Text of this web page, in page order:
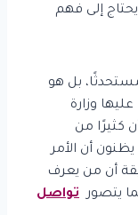
إلى فهم
بل هو
وزارة
كثيرًا من
أن الأمر
أن من يعرف
يتصور تواصل